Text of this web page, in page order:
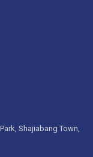
Shajiabang Town,